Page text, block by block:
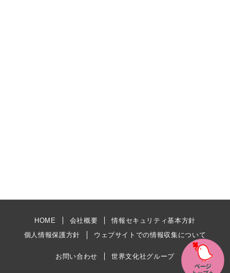
HOME 会社概要
情報セキュリティ基本方針
個人情報保護方針
ウェブサイトでの情報収集について
お問い合わせ 世界文化社グループ